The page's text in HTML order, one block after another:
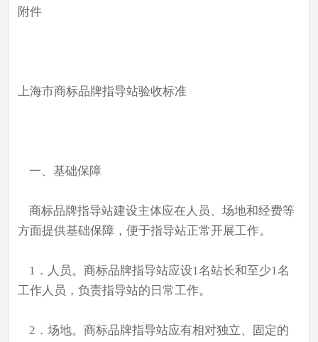
附件
上海市商标品牌指导站验收标准
一、基础保障
商标品牌指导站建设主体应在人员、场地和经费等
方面提供基础保障，便于指导站正常开展工作。
1．人员。商标品牌指导站应设1名站长和至少1名
工作人员，负责指导站的日常工作。
2．场地。商标品牌指导站应有相对独立、固定的